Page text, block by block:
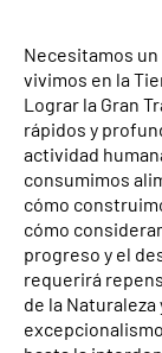
Necesitamos
vivimos en la
Lograr la Gran
rápidos y
actividad
consumimos
cómo
cómo
progreso y el
requerirá
de la